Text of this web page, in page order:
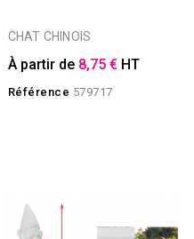
CHAT CHINOIS
À partir de 8,75 € HT
Référence 579717